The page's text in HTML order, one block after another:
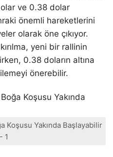
ve 0.38 dolar
önemli hareketlerini
olarak öne çıkıyor.
yeni bir rallinin
0.38 doların altına
önerebilir.
Koşusu Yakında Başlayabilir
- 1